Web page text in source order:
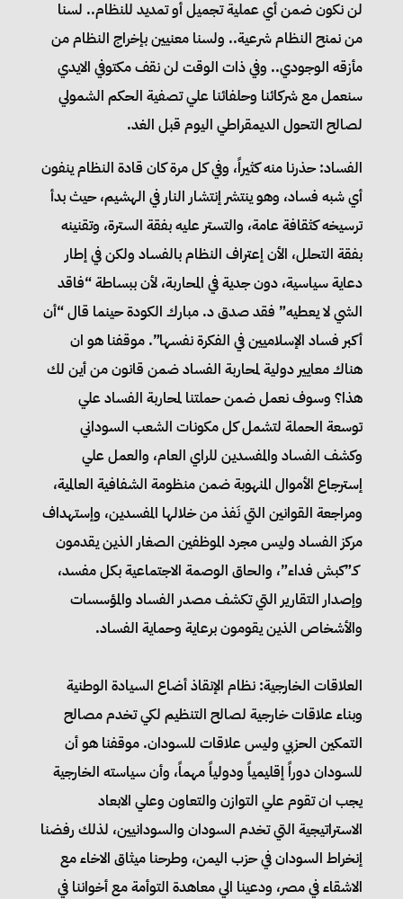
لن نكون ضمن أي عملية تجميل أو تمديد للنظام.. لسنا
من نمنح النظام شرعية.. ولسنا معنيين بإخراج النظام من
مأزقه الوجودي.. وفي ذات الوقت لن نقف مكتوفي الايدي
سنعمل مع شركائنا وحلفائنا علي تصفية الحكم الشمولي
لصالح التحول الديمقراطي اليوم قبل الغد.
الفساد: حذرنا منه كثيراً، وفي كل مرة كان قادة النظام ينفون
أي شبه فساد، وهو ينتشر إنتشار النار في الهشيم، حيث بدأ
ترسيخه كثقافة عامة، والتستر عليه بفقة السترة، وتقنينه
بفقة التحلل، الأن إعتراف النظام بالفساد ولكن في إطار
دعاية سياسية، دون جدية في المحاربة، لأن ببساطة “فاقد
الشي لا يعطيه” فقد صدق د. مبارك الكودة حينما قال “أن
أكبر فساد الإسلاميين في الفكرة نفسها”. موقفنا هو ان
هناك معايير دولية لمحاربة الفساد ضمن قانون من أين لك
هذا؟ وسوف نعمل ضمن حملتنا لمحاربة الفساد علي
توسعة الحملة لتشمل كل مكونات الشعب السوداني
وكشف الفساد والمفسدين للراي العام، والعمل علي
إسترجاع الأموال المنهوبة ضمن منظومة الشفافية العالمية،
ومراجعة القوانين التي نَفذ من خلالها المفسدين، وإستهداف
مركز الفساد وليس مجرد الموظفين الصغار الذين يقدمون
كـ”كبش فداء”، والحاق الوصمة الاجتماعية بكل مفسد،
وإصدار التقارير التي تكشف مصدر الفساد والمؤسسات
والأشخاص الذين يقومون برعاية وحماية الفساد.
العلاقات الخارجية: نظام الإنقاذ أضاع السيادة الوطنية
وبناء علاقات خارجية لصالح التنظيم لكي تخدم مصالح
التمكين الحزبي وليس علاقات للسودان. موقفنا هو أن
للسودان دوراً إقليمياً ودولياً مهماً، وأن سياسته الخارجية
يجب ان تقوم علي التوازن والتعاون وعلي الابعاد
الاستراتيجية التي تخدم السودان والسودانيين، لذلك رفضنا
إنخراط السودان في حزب اليمن، وطرحنا ميثاق الاخاء مع
الاشقاء في مصر، ودعينا الي معاهدة التوأمة مع أخواننا في